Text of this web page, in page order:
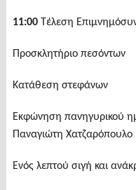
11:00Τέλεση
Προσκλητήριο πεσόντων
Κατάθεση στεφάνων
Εκφώνηση πανηγυρικού
Παναγιώτη Χατζαρόπουλο
Ενός λεπτού σιγή και